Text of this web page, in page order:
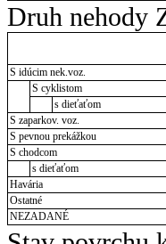
Druh nehody
S idúcim nek.voz.
S cyklistom
s dieťaťom
S zaparkov. voz.
S pevnou prekážkou
S chodcom
s dieťaťom
Havária
Ostatné
NEZADANÉ